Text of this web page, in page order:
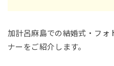
加計呂麻島での結婚式・フォ
ナーをご紹介します。